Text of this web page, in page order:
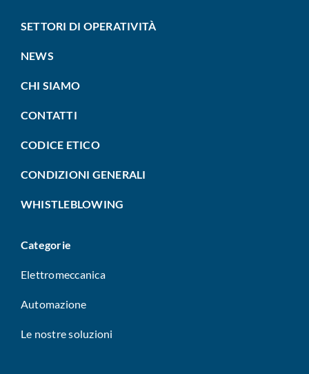
SETTORI DI OPERATIVITÀ
NEWS
CHI SIAMO
CONTATTI
CODICE ETICO
CONDIZIONI GENERALI
WHISTLEBLOWING
Categorie
Elettromeccanica
Automazione
Le nostre soluzioni